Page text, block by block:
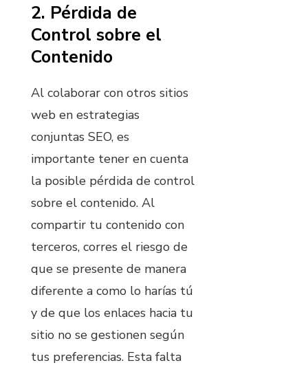
2. Pérdida de
Control sobre el
Contenido
Al colaborar con otros sitios
web en estrategias
conjuntas SEO, es
importante tener en cuenta
la posible pérdida de control
sobre el contenido. Al
compartir tu contenido con
terceros, corres el riesgo de
que se presente de manera
diferente a como lo harías tú
y de que los enlaces hacia tu
sitio no se gestionen según
tus preferencias. Esta falta